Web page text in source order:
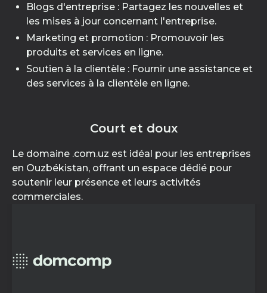
Blogs d'entreprise : Partagez les nouvelles et
les mises à jour concernant l'entreprise.
Marketing et promotion : Promouvoir les
produits et services en ligne.
Soutien à la clientèle : Fournir une assistance et
des services à la clientèle en ligne.
Court et doux
Le domaine .com.uz est idéal pour les entreprises
en Ouzbékistan, offrant un espace dédié pour
soutenir leur présence et leurs activités
commerciales.